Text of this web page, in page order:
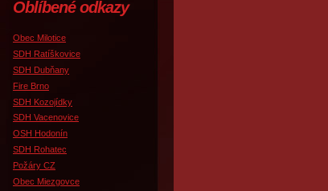
Oblíbené odkazy
Obec Milotice
SDH Ratíškovice
SDH Dubňany
Fire Brno
SDH Kozojídky
SDH Vacenovice
OSH Hodonín
SDH Rohatec
Požáry CZ
Obec Miezgovce